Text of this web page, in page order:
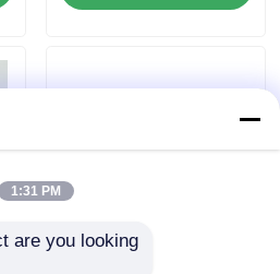
1:31 PM
are you looking